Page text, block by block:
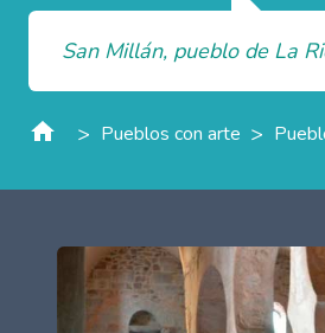
San Millán, pueblo de La
> Pueblos con arte >